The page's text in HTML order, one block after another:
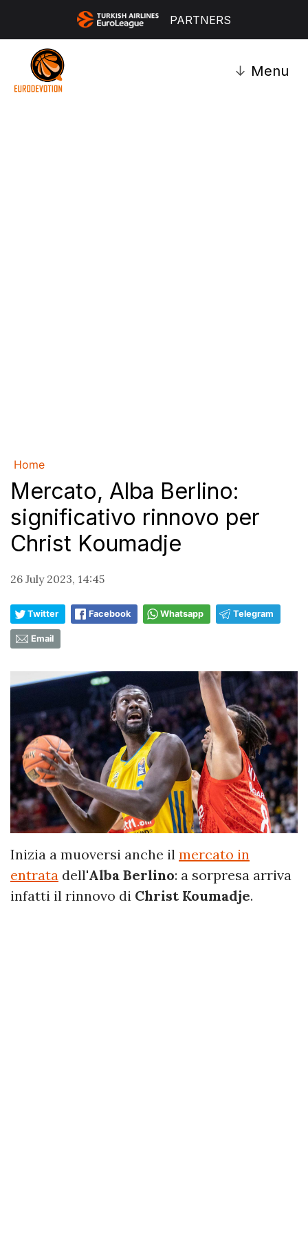
PARTNERS
↓ Menu
Home
Mercato, Alba Berlino:
significativo rinnovo per
Christ Koumadje
26 July 2023, 14:45
Twitter Facebook Whatsapp Telegram
Email
Inizia a muoversi anche il mercato in
entrata dell'Alba Berlino: a sorpresa arriva
infatti il rinnovo di Christ Koumadje.